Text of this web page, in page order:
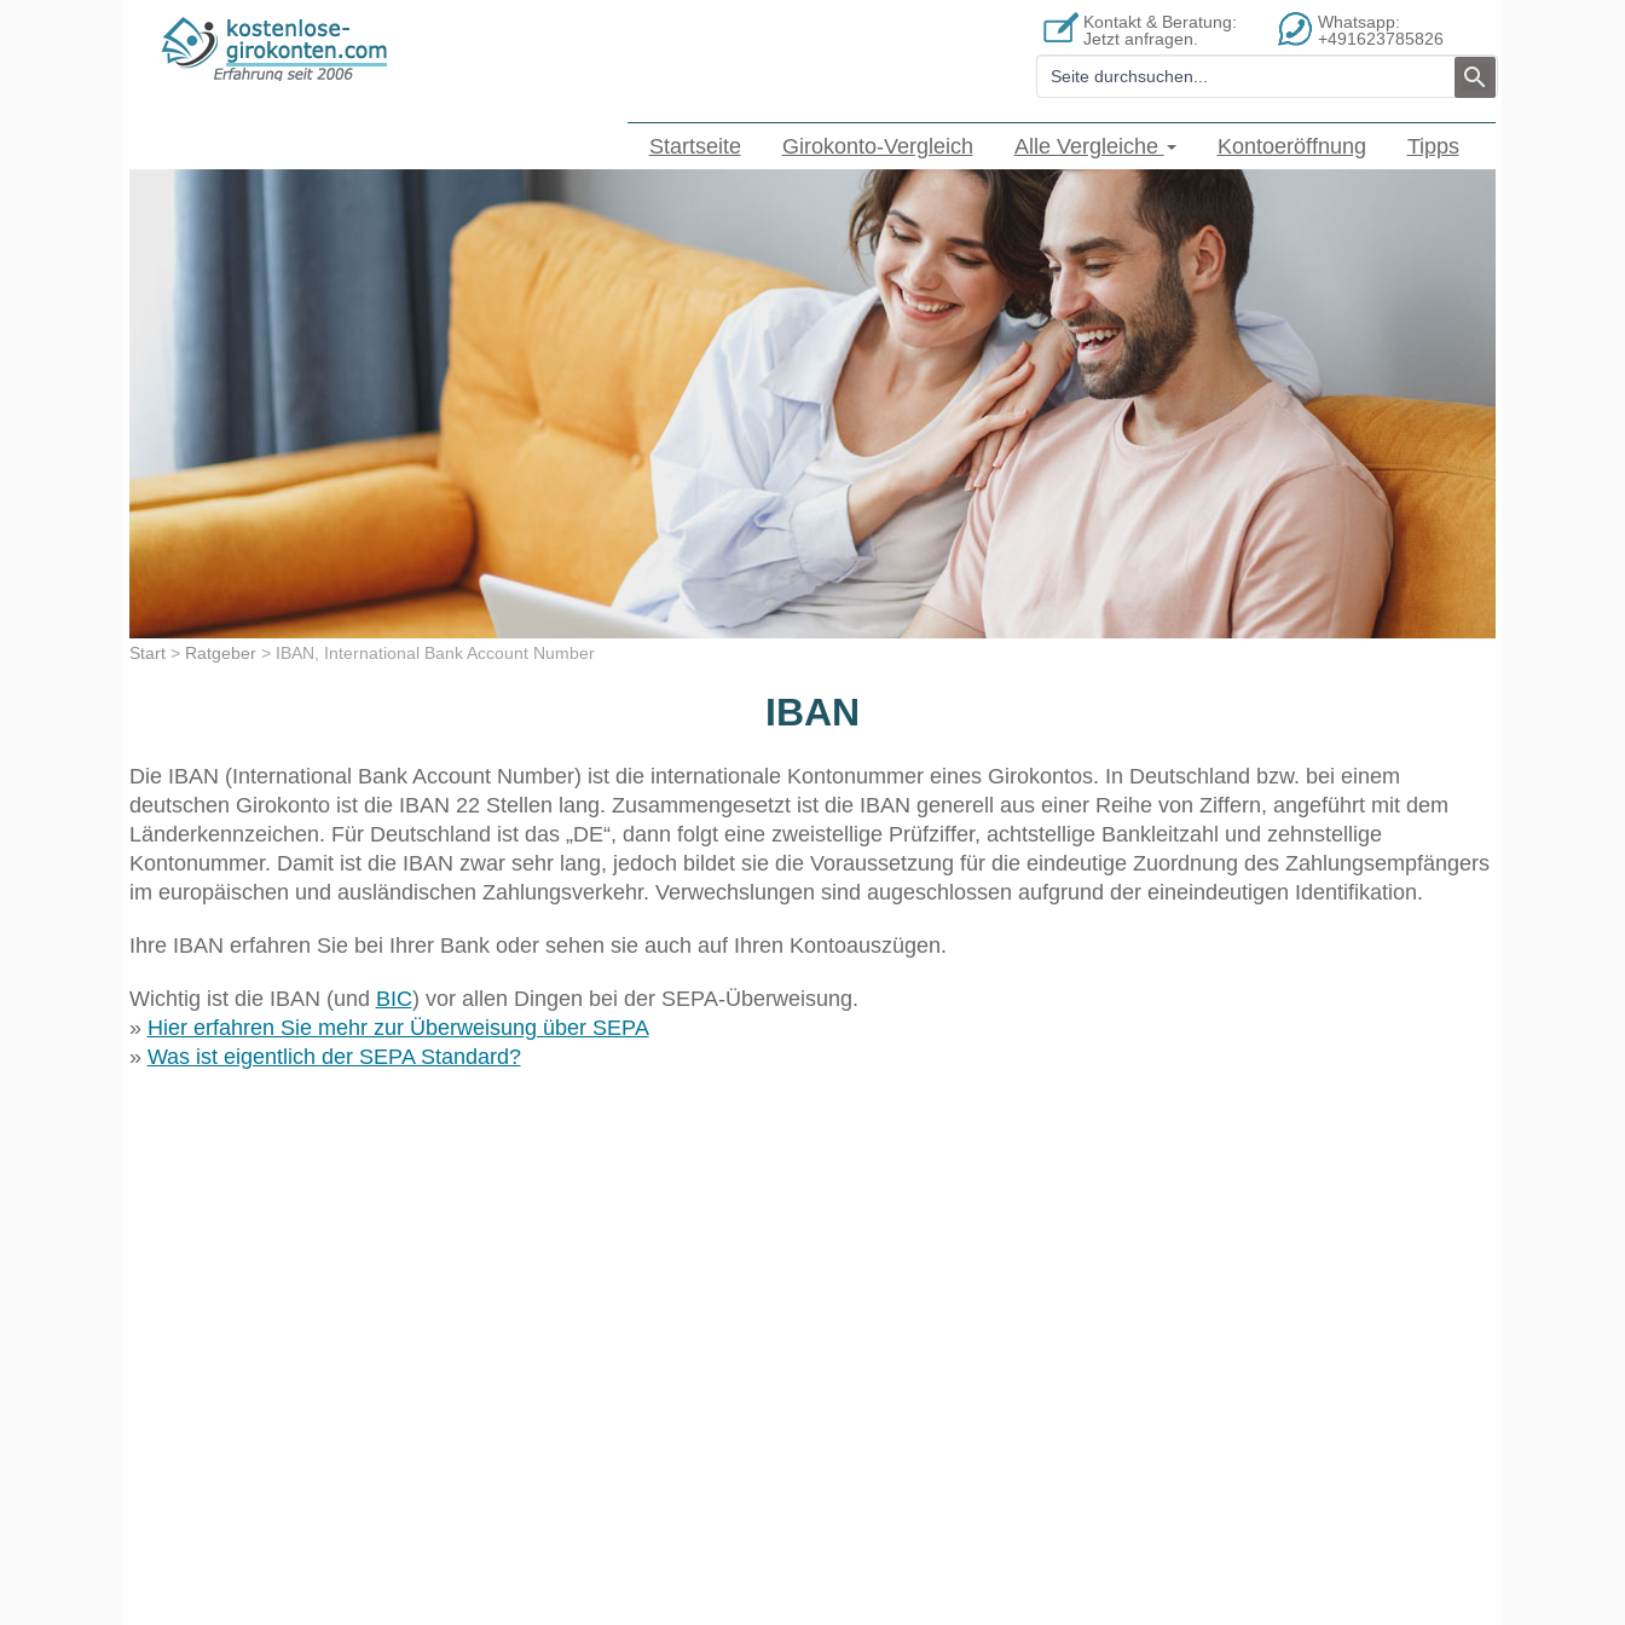
Kontakt & Beratung:
Jetzt anfragen.
Whatsapp:
+491623785826
Startseite Girokonto-Vergleich Alle Vergleiche Kontoeröffnung Tipps
Start> Ratgeber> IBAN, International Bank Account Number
IBAN
Die IBAN (International Bank Account Number) ist die internationale Kontonummer eines Girokontos. In Deutschland bzw. bei einem
deutschen Girokonto ist die IBAN 22 Stellen lang. Zusammengesetzt ist die IBAN generell aus einer Reihe von Ziffern, angeführt mit dem
Länderkennzeichen. Für Deutschland ist das „DE“, dann folgt eine zweistellige Prüfziffer, achtstellige Bankleitzahl und zehnstellige
Kontonummer. Damit ist die IBAN zwar sehr lang, jedoch bildet sie die Voraussetzung für die eindeutige Zuordnung des Zahlungsempfängers
im europäischen und ausländischen Zahlungsverkehr. Verwechslungen sind augeschlossen aufgrund der eineindeutigen Identifikation.
Ihre IBAN erfahren Sie bei Ihrer Bank oder sehen sie auch auf Ihren Kontoauszügen.
Wichtig ist die IBAN (und BIC) vor allen Dingen bei der SEPA-Überweisung.
» Hier erfahren Sie mehr zur Überweisung über SEPA
» Was ist eigentlich der SEPA Standard?